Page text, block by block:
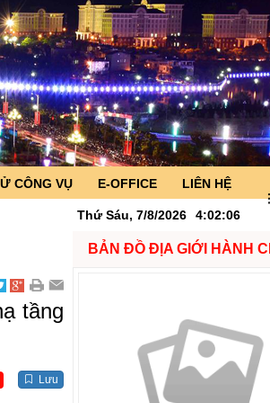
CÔNG VỤ E-OFFICE LIÊN HỆ
Thứ Sáu, 7/8/2026 4:02:07
tầng
Lưu
BẢN ĐỒ ĐỊA GIỚI HÀNH